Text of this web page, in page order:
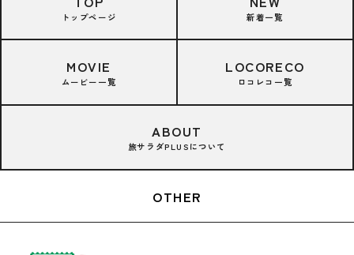
トップページ 新着一覧
MOVIE
ムービー一覧
LOCORECO
ロコレコ一覧
ABOUT
旅サラダPLUSについて
OTHER